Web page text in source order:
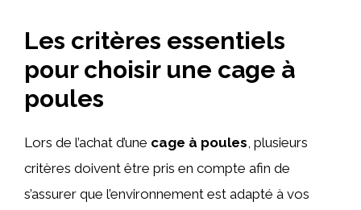
Les critères essentiels
pour choisir une cage à
poules
Lors de l’achat d’une cage à poules, plusieurs
critères doivent être pris en compte afin de
s’assurer que l’environnement est adapté à vos